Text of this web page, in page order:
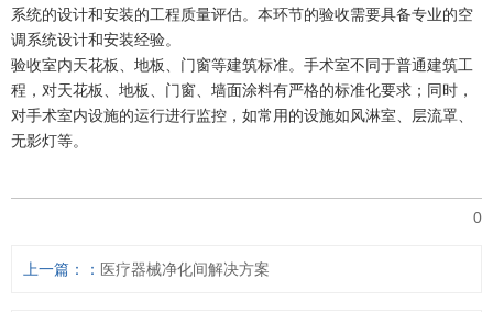
系统的设计和安装的工程质量评估。本环节的验收需要具备专业的空
调系统设计和安装经验。
验收室内天花板、地板、门窗等建筑标准。手术室不同于普通建筑工
程，对天花板、地板、门窗、墙面涂料有严格的标准化要求；同时，
对手术室内设施的运行进行监控，如常用的设施如风淋室、层流罩、
无影灯等。
0
上一篇： 医疗器械净化间解决方案